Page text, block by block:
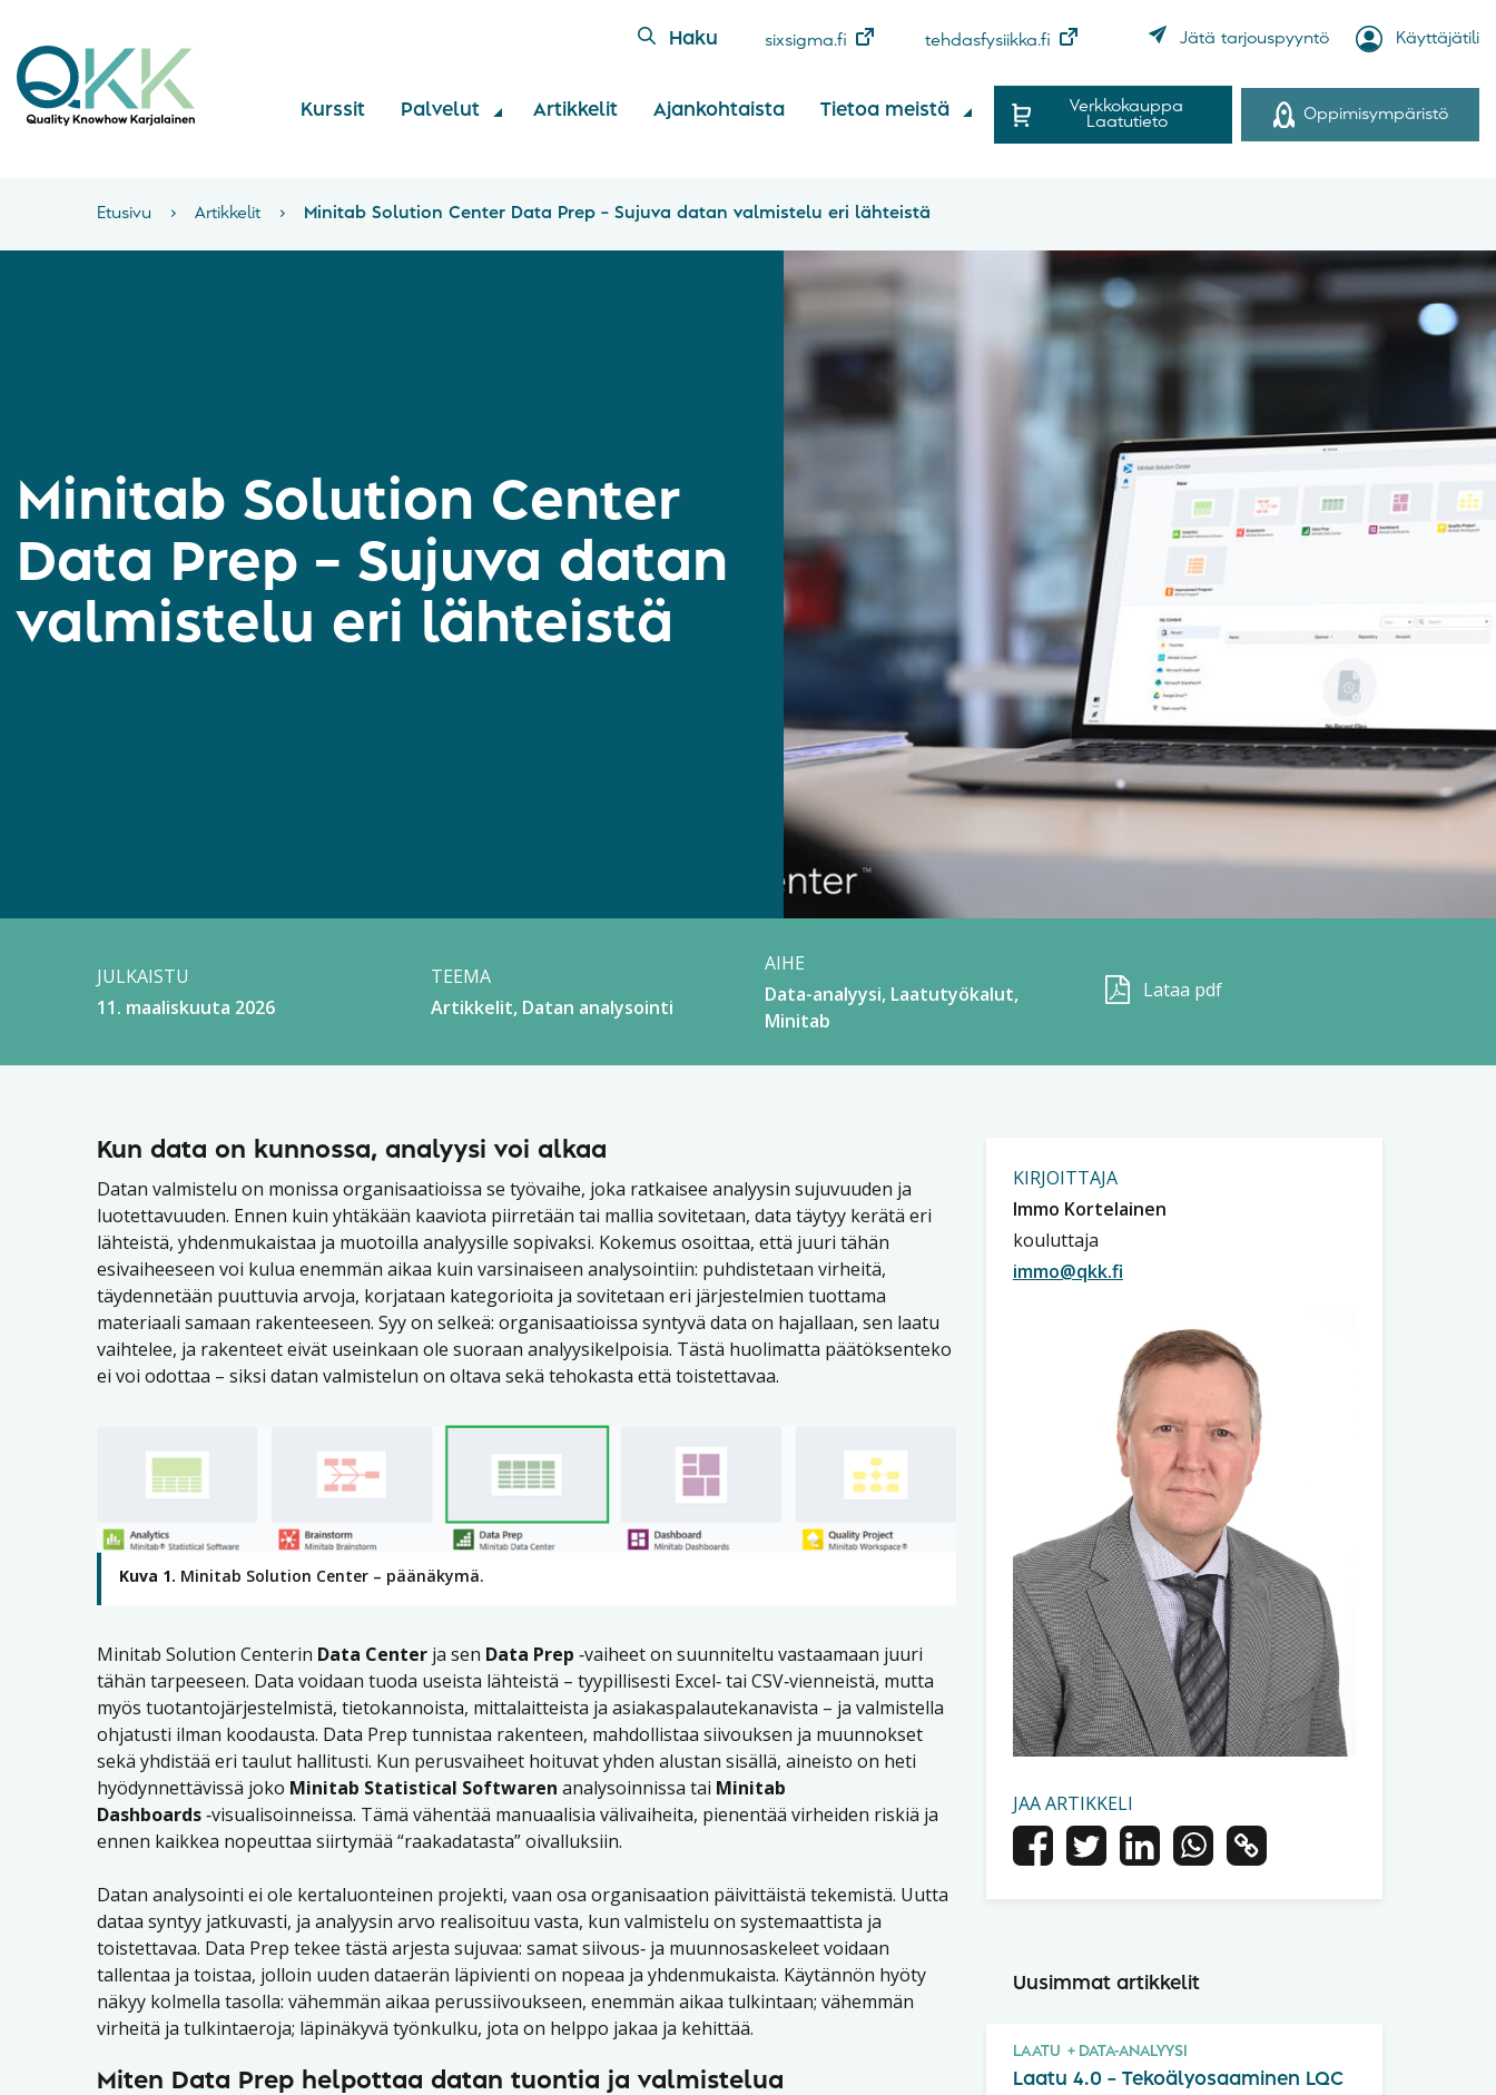
Haku sixsigma.fi tehdasfysiikka.fi Jätä tarjouspyyntö Käyttäjätili
Kurssit Palvelut Artikkelit Ajankohtaista Tietoa meistä
Verkkokauppa
Laatutieto
Oppimisympäristö
Etusivu › Artikkelit › Minitab Solution Center Data Prep – Sujuva datan valmistelu eri lähteistä
Minitab Solution Center
Data Prep – Sujuva datan
valmistelu eri lähteistä
JULKAISTU
11. maaliskuuta 2026
TEEMA
Artikkelit Datan analysointi
AIHE
Data-analyysi Laatutyökalut
Minitab
Lataa pdf
Kun data on kunnossa, analyysi voi alkaa
Datan valmistelu on monissa organisaatioissa se työvaihe, joka ratkaisee analyysin sujuvuuden ja
luotettavuuden. Ennen kuin yhtäkään kaaviota piirretään tai mallia sovitetaan, data täytyy kerätä eri
lähteistä, yhdenmukaistaa ja muotoilla analyysille sopivaksi. Kokemus osoittaa, että juuri tähän
esivaiheeseen voi kulua enemmän aikaa kuin varsinaiseen analysointiin: puhdistetaan virheitä,
täydennetään puuttuvia arvoja, korjataan kategorioita ja sovitetaan eri järjestelmien tuottama
materiaali samaan rakenteeseen. Syy on selkeä: organisaatioissa syntyvä data on hajallaan, sen laatu
vaihtelee, ja rakenteet eivät useinkaan ole suoraan analyysikelpoisia. Tästä huolimatta päätöksenteko
ei voi odottaa – siksi datan valmistelun on oltava sekä tehokasta että toistettavaa.
Kuva 1. Minitab Solution Center – päänäkymä.
Minitab Solution Centerin Data Center ja sen Data Prep ‑vaiheet on suunniteltu vastaamaan juuri
tähän tarpeeseen. Data voidaan tuoda useista lähteistä – tyypillisesti Excel‑ tai CSV‑vienneistä, mutta
myös tuotantojärjestelmistä, tietokannoista, mittalaitteista ja asiakaspalautekanavista – ja valmistella
ohjatusti ilman koodausta. Data Prep tunnistaa rakenteen, mahdollistaa siivouksen ja muunnokset
sekä yhdistää eri taulut hallitusti. Kun perusvaiheet hoituvat yhden alustan sisällä, aineisto on heti
hyödynnettävissä joko Minitab Statistical Softwaren analysoinnissa tai Minitab
Dashboards‑visualisoinneissa. Tämä vähentää manuaalisia välivaiheita, pienentää virheiden riskiä ja
ennen kaikkea nopeuttaa siirtymää “raakadatasta” oivalluksiin.
Datan analysointi ei ole kertaluonteinen projekti, vaan osa organisaation päivittäistä tekemistä. Uutta
dataa syntyy jatkuvasti, ja analyysin arvo realisoituu vasta, kun valmistelu on systemaattista ja
toistettavaa. Data Prep tekee tästä arjesta sujuvaa: samat siivous‑ ja muunnosaskeleet voidaan
tallentaa ja toistaa, jolloin uuden dataerän läpivienti on nopeaa ja yhdenmukaista. Käytännön hyöty
näkyy kolmella tasolla: vähemmän aikaa perussiivoukseen, enemmän aikaa tulkintaan; vähemmän
virheitä ja tulkintaeroja; läpinäkyvä työnkulku, jota on helppo jakaa ja kehittää.
Miten Data Prep helpottaa datan tuontia ja valmistelua
KIRJOITTAJA
Immo Kortelainen
kouluttaja
immo@qkk.fi
JAA ARTIKKELI
Uusimmat artikkelit
LAATU DATA-ANALYYSI
Laatu 4.0 – Tekoälyosaaminen LQC